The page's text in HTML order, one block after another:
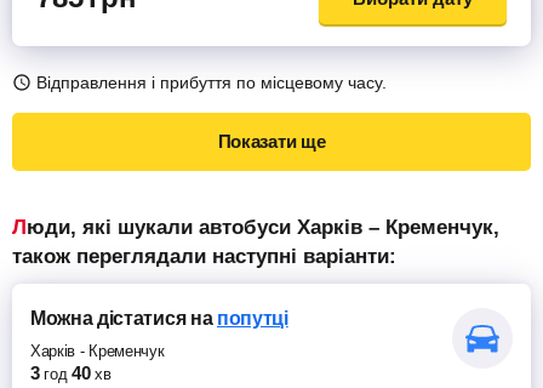
Відправлення і прибуття по місцевому часу.
Показати ще
Люди, які шукали автобуси Харків – Кременчук,
також переглядали наступні варіанти:
Можна дістатисяна попутці
Харків - Кременчук
3 год 40 хв